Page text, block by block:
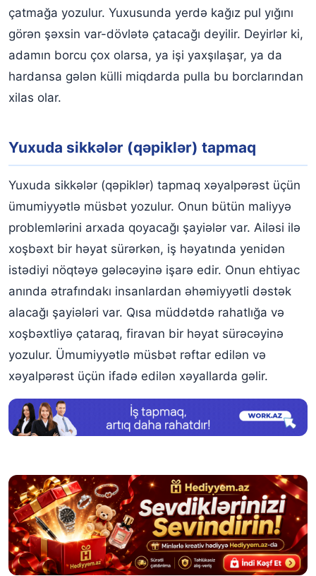
çatmağa yozulur. Yuxusunda yerdə kağız pul yığını
görən şəxsin var-dövlətə çatacağı deyilir. Deyirlər ki,
adamın borcu çox olarsa, ya işi yaxşılaşar, ya da
hardansa gələn külli miqdarda pulla bu borclarından
xilas olar.
Yuxuda sikkələr (qəpiklər) tapmaq
Yuxuda sikkələr (qəpiklər) tapmaq xəyalpərəst üçün
ümumiyyətlə müsbət yozulur. Onun bütün maliyyə
problemlərini arxada qoyacağı şayiələr var. Ailəsi ilə
xoşbəxt bir həyat sürərkən, iş həyatında yenidən
istədiyi nöqtəyə gələcəyinə işarə edir. Onun ehtiyac
anında ətrafındakı insanlardan əhəmiyyətli dəstək
alacağı şayiələri var. Qısa müddətdə rahatlığa və
xoşbəxtliyə çataraq, firavan bir həyat sürəcəyinə
yozulur. Ümumiyyətlə müsbət rəftar edilən və
xəyalpərəst üçün ifadə edilən xəyallarda gəlir.